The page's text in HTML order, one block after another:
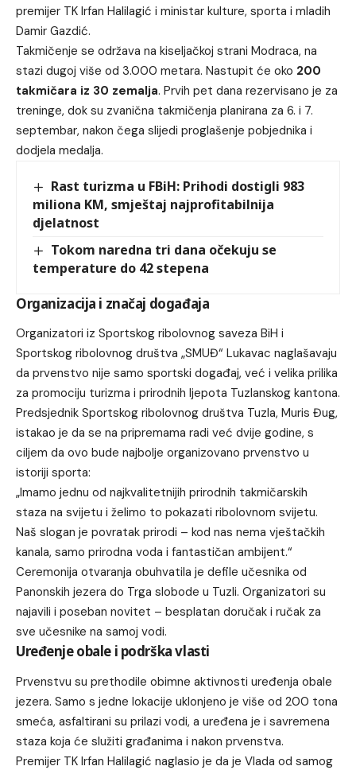
premijer TK Irfan Halilagić i ministar kulture, sporta i mladih
Damir Gazdić.
Takmičenje se održava na kiseljačkoj strani Modraca, na
stazi dugoj više od 3.000 metara. Nastupit će oko 200
takmičara iz 30 zemalja. Prvih pet dana rezervisano je za
treninge, dok su zvanična takmičenja planirana za 6. i 7.
septembar, nakon čega slijedi proglašenje pobjednika i
dodjela medalja.
Rast turizma u FBiH: Prihodi dostigli 983
miliona KM, smještaj najprofitabilnija
djelatnost
Tokom naredna tri dana očekuju se
temperature do 42 stepena
Organizacija i značaj događaja
Organizatori iz Sportskog ribolovnog saveza BiH i
Sportskog ribolovnog društva „SMUĐ“ Lukavac naglašavaju
da prvenstvo nije samo sportski događaj, već i velika prilika
za promociju turizma i prirodnih ljepota Tuzlanskog kantona.
Predsjednik Sportskog ribolovnog društva Tuzla, Muris Đug,
istakao je da se na pripremama radi već dvije godine, s
ciljem da ovo bude najbolje organizovano prvenstvo u
istoriji sporta:
„Imamo jednu od najkvalitetnijih prirodnih takmičarskih
staza na svijetu i želimo to pokazati ribolovnom svijetu.
Naš slogan je povratak prirodi – kod nas nema vještačkih
kanala, samo prirodna voda i fantastičan ambijent.“
Ceremonija otvaranja obuhvatila je defile učesnika od
Panonskih jezera do Trga slobode u Tuzli. Organizatori su
najavili i poseban novitet – besplatan doručak i ručak za
sve učesnike na samoj vodi.
Uređenje obale i podrška vlasti
Prvenstvu su prethodile obimne aktivnosti uređenja obale
jezera. Samo s jedne lokacije uklonjeno je više od 200 tona
smeća, asfaltirani su prilazi vodi, a uređena je i savremena
staza koja će služiti građanima i nakon prvenstva.
Premijer TK Irfan Halilagić naglasio je da je Vlada od samog